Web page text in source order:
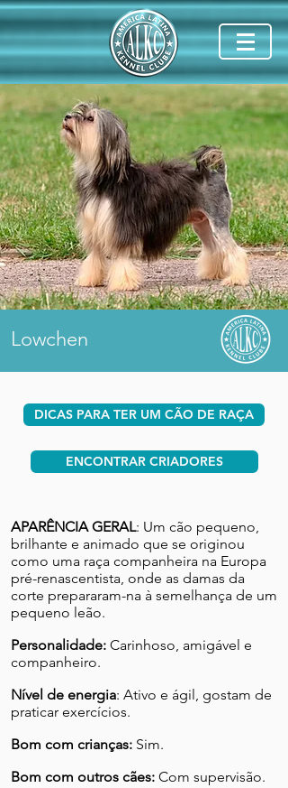
Lowchen
DICAS PARA TER UM CÃO DE RAÇA
ENCONTRAR CRIADORES
APARÊNCIA GERAL: Um cão pequeno,
brilhante e animado que se originou
como uma raça companheira na Europa
pré-renascentista, onde as damas da
corte prepararam-na à semelhança de um
pequeno leão.
Personalidade: Carinhoso, amigável e
companheiro.
Nível de energia: Ativo e ágil, gostam de
praticar exercícios.
Bom com crianças: Sim.
Bom com outros cães: Com supervisão.